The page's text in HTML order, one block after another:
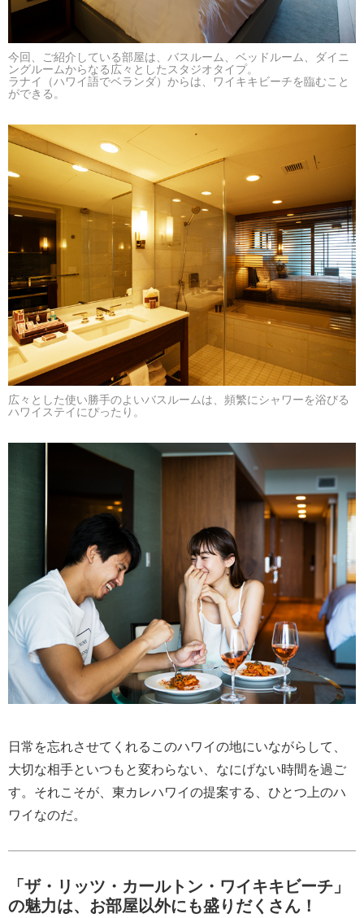
今回、ご紹介している部屋は、バスルーム、ベッドルーム、ダイニ
ングルームからなる広々としたスタジオタイプ。
ラナイ（ハワイ語でベランダ）からは、ワイキキビーチを臨むこと
ができる。
広々とした使い勝手のよいバスルームは、頻繁にシャワーを浴びる
ハワイステイにぴったり。
日常を忘れさせてくれるこのハワイの地にいながらして、
大切な相手といつもと変わらない、なにげない時間を過ご
す。それこそが、東カレハワイの提案する、ひとつ上のハ
ワイなのだ。
「ザ・リッツ・カールトン・ワイキキビーチ」
の魅力は、お部屋以外にも盛りだくさん！